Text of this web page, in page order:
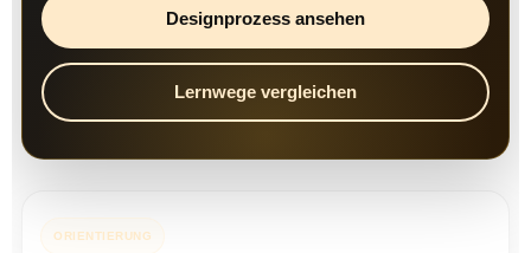
Designprozess ansehen
Lernwege vergleichen
ORIENTIERUNG